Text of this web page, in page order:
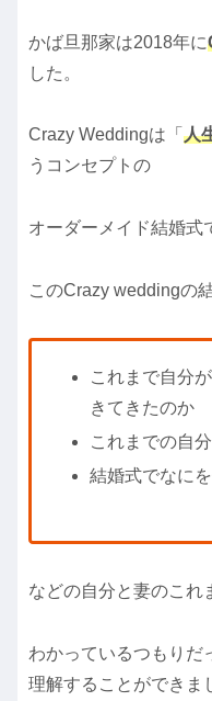
かば旦那家は2018年に
した。
Crazy Weddingは「 人
うコンセプトの
オーダーメイド結婚式
このCrazy weddingの
これまで自分
きてきたのか
これまでの自
結婚式でなに
などの自分と妻のこれ
わかっているつもりだ
理解することができま